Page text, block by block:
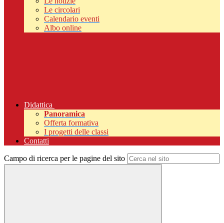
Le circolari
Calendario eventi
Albo online
Didattica
Panoramica
Offerta formativa
I progetti delle classi
Contatti
Campo di ricerca per le pagine del sito